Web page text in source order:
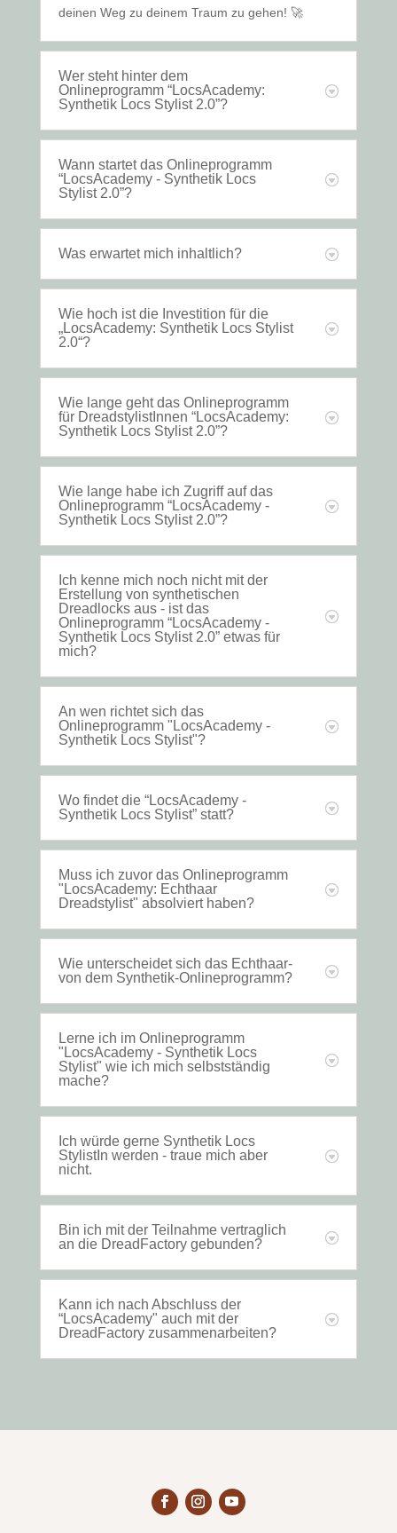
deinen Weg zu deinem Traum zu gehen! 🚀
Wer steht hinter dem
Onlineprogramm “LocsAcademy:
Synthetik Locs Stylist 2.0”?
Wann startet das Onlineprogramm
“LocsAcademy - Synthetik Locs
Stylist 2.0”?
Was erwartet mich inhaltlich?
Wie hoch ist die Investition für die
„LocsAcademy: Synthetik Locs Stylist
2.0“?
Wie lange geht das Onlineprogramm
für DreadstylistInnen “LocsAcademy:
Synthetik Locs Stylist 2.0”?
Wie lange habe ich Zugriff auf das
Onlineprogramm “LocsAcademy -
Synthetik Locs Stylist 2.0”?
Ich kenne mich noch nicht mit der
Erstellung von synthetischen
Dreadlocks aus - ist das
Onlineprogramm “LocsAcademy -
Synthetik Locs Stylist 2.0” etwas für
mich?
An wen richtet sich das
Onlineprogramm "LocsAcademy -
Synthetik Locs Stylist"?
Wo findet die “LocsAcademy -
Synthetik Locs Stylist” statt?
Muss ich zuvor das Onlineprogramm
"LocsAcademy: Echthaar
Dreadstylist" absolviert haben?
Wie unterscheidet sich das Echthaar-
von dem Synthetik-Onlineprogramm?
Lerne ich im Onlineprogramm
"LocsAcademy - Synthetik Locs
Stylist" wie ich mich selbstständig
mache?
Ich würde gerne Synthetik Locs
StylistIn werden - traue mich aber
nicht.
Bin ich mit der Teilnahme vertraglich
an die DreadFactory gebunden?
Kann ich nach Abschluss der
“LocsAcademy" auch mit der
DreadFactory zusammenarbeiten?